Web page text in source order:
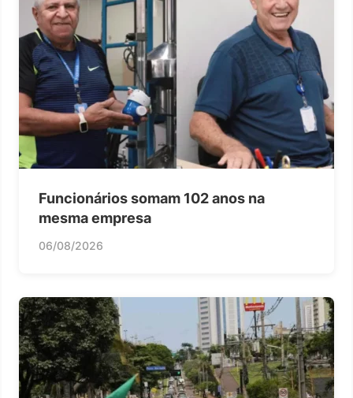
Funcionários somam 102 anos na
mesma empresa
06/08/2026